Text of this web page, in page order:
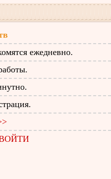
ежедневно.